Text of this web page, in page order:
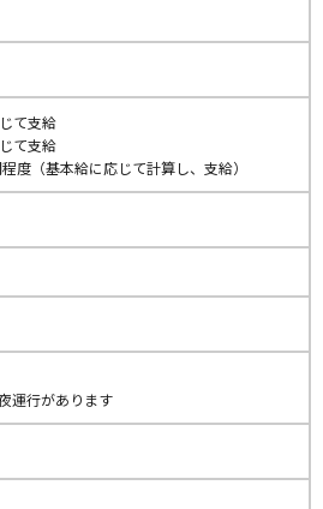
て支給
て支給
度（基本給に応じて計算し、支給）
運行があります